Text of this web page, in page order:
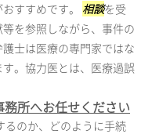
すすめです。 相談を受
を参照しながら、事件の
士は医療の専門家ではな
。協力医とは、医療過誤
所へお任せください
るのか、どのように手続